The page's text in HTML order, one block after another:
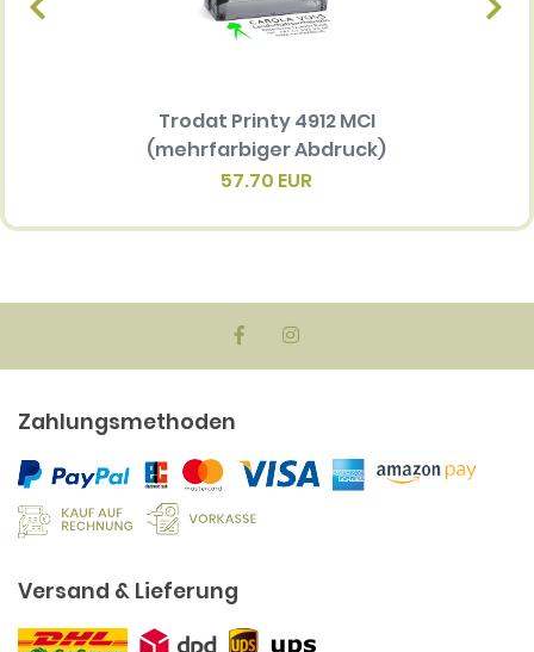
Trodat Printy 4912 MCI
(mehrfarbiger Abdruck)
57.70 EUR
Zahlungsmethoden
Versand & Lieferung